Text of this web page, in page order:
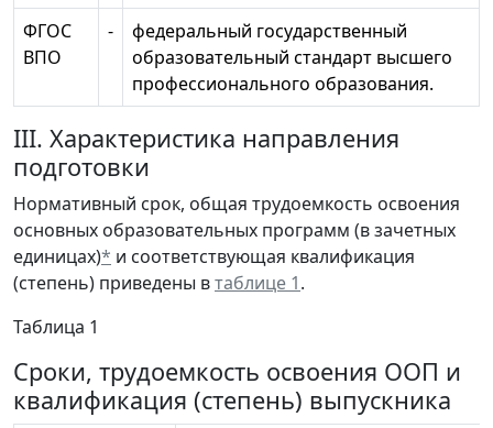
ФГОС
ВПО
-
федеральный государственный
образовательный стандарт высшего
профессионального образования.
III. Характеристика направления
подготовки
Нормативный срок, общая трудоемкость освоения
основных образовательных программ (в зачетных
единицах)* и соответствующая квалификация
(степень) приведены втаблице 1.
Таблица 1
Сроки, трудоемкость освоения ООП и
квалификация (степень) выпускника